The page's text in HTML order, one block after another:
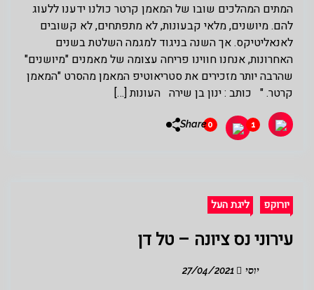
המתים המהלכים שובו של המאמן קרטר כולנו ידענו ללעוג
להם. מיושנים, מלאי קבעונות, לא מתפתחים, לא קשובים
לאנאליטיקס. אך השנה בניגוד למגמה השלטת בשנים
האחרונות, אנחנו חווינו פריחה עצומה של מאמנים "מיושנים"
שהרבה יותר מזכירים את סטריאוטיפ המאמן מהסרט "המאמן
קרטר. " כותב : ינון בן שירה העונות […]
1
0
Share
יורוקפ ליגת העל
עירוני נס ציונה – טל דן
יוסי